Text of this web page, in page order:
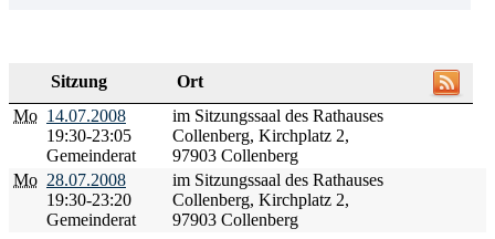
Sitzung
Ort
Mo 14.07.2008
19:30-23:05
Gemeinderat
im Sitzungssaal des Rathauses
Collenberg, Kirchplatz 2,
97903 Collenberg
Mo 28.07.2008
19:30-23:20
Gemeinderat
im Sitzungssaal des Rathauses
Collenberg, Kirchplatz 2,
97903 Collenberg